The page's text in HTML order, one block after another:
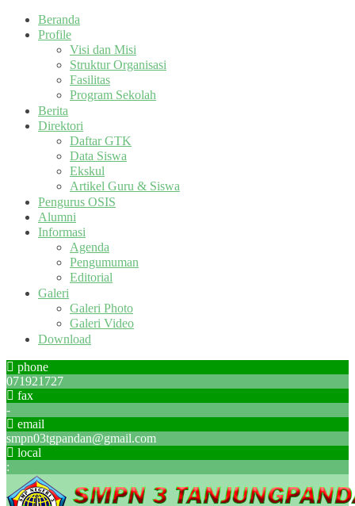
Beranda
Profile
Visi dan Misi
Struktur Organisasi
Fasilitas
Program Sekolah
Berita
Direktori
Daftar GTK
Data Siswa
Ekskul
Artikel Guru & Siswa
Pengurus OSIS
Alumni
Informasi
Agenda
Pengumuman
Editorial
Galeri
Galeri Photo
Galeri Video
Download
phone
071921727
fax
-
email
smpn03tgpandan@gmail.com
local
: